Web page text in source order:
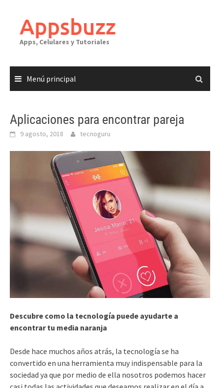
contenidoAppsbuzz
Apps, Celulares y Tutoriales
Menú principal
Aplicaciones para encontrar pareja
9 agosto, 2018 tecnoguru
Descubre como la tecnología puede ayudarte a
encontrar tu media naranja
Desde hace muchos años atrás, la tecnología se ha
convertido en una herramienta muy indispensable para la
sociedad ya que por medio de ella nosotros podemos hacer